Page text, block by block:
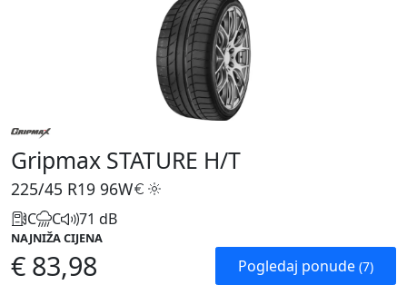
Gripmax STATURE H/T
225/45 R19 96W
C C 71 dB
NAJNIŽA CIJENA
€ 83,98 Pogledaj ponude (7)